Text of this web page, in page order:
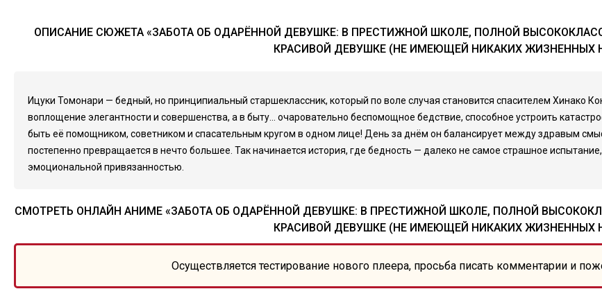
ОПИСАНИЕ СЮЖЕТА «ЗАБОТА ОБ ОДАРЁННОЙ ДЕВУШКЕ: В ПРЕСТИЖНОЙ ШКОЛЕ, ПОЛНОЙ
КРАСИВОЙ ДЕВУШКЕ (НЕ ИМЕЮЩЕЙ НИКАКИХ ЖИЗНЕННЫХ
Ицуки Томонари — бедный, но принципиальный старшеклассник, который по воле случая становится спасителем Хинако
воплощение элегантности и совершенства, а в быту... очаровательно беспомощное бедствие, способное устроить
быть её помощником, советником и спасательным кругом в одном лице! День за днём он балансирует между здравым
постепенно превращается в нечто большее. Так начинается история, где бедность — далеко не самое страшное
эмоциональной привязанностью.
СМОТРЕТЬ ОНЛАЙН АНИМЕ «ЗАБОТА ОБ ОДАРЁННОЙ ДЕВУШКЕ: В ПРЕСТИЖНОЙ ШКОЛЕ, ПОЛНОЙ
КРАСИВОЙ ДЕВУШКЕ (НЕ ИМЕЮЩЕЙ НИКАКИХ ЖИЗНЕННЫХ
Осуществляется тестирование нового плеера, просьба писать комментарии и